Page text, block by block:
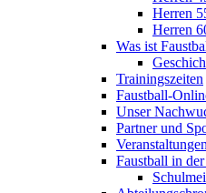
Herren
Herren
Was ist
Trainingszeiten
Faustball-
Unser
Partner und
Veranstaltungen
Faustball in